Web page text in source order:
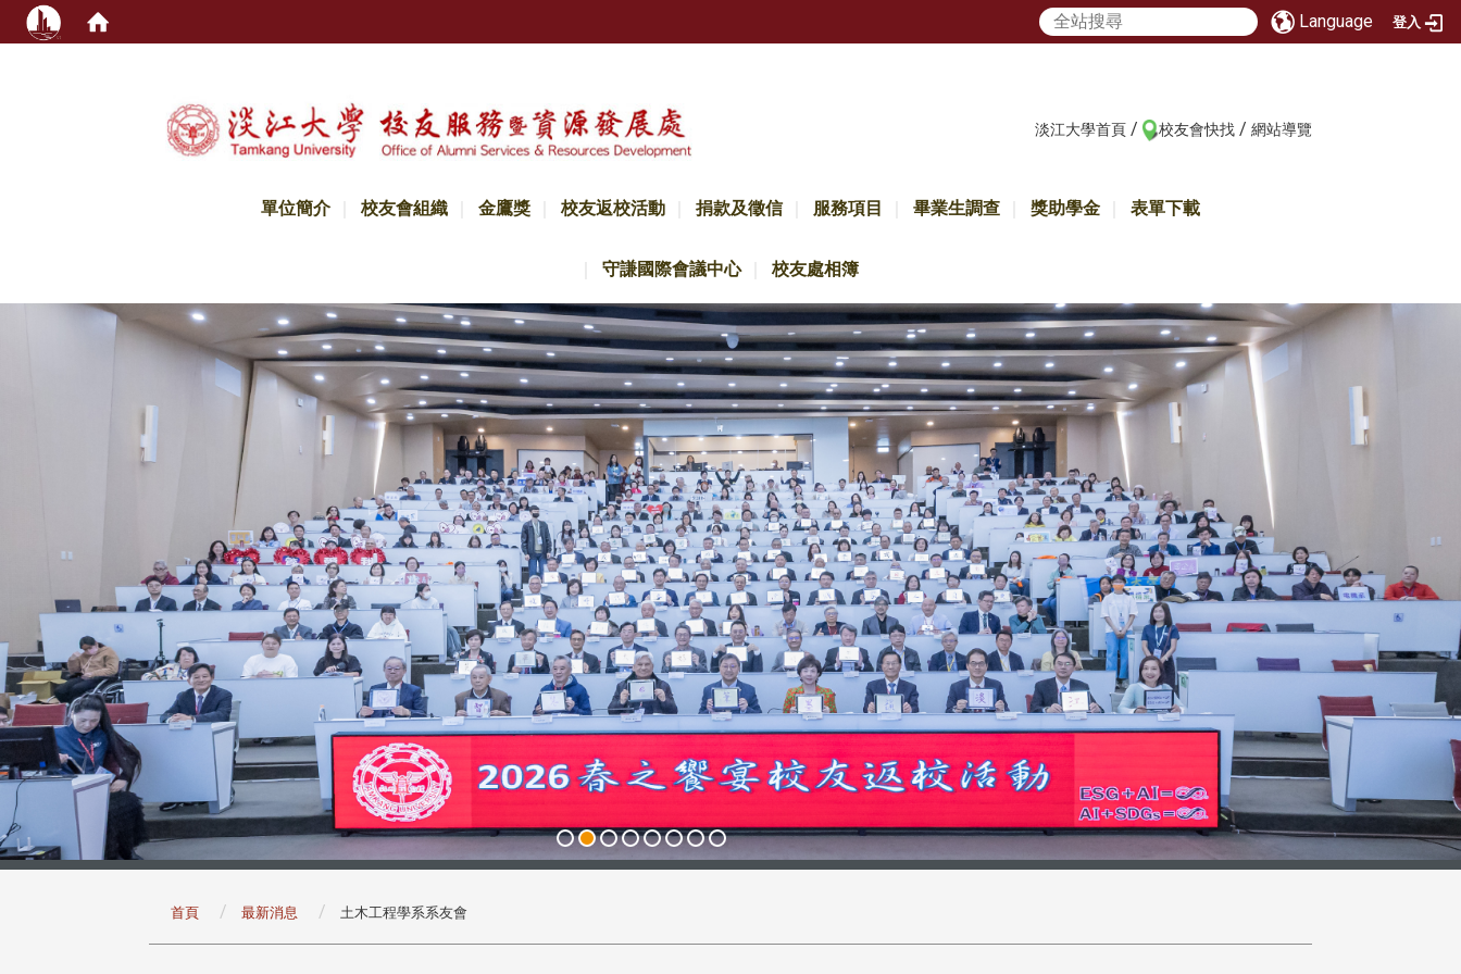
Language 登入
淡江大學首頁 / 校友會快找 / 網站導覽
單位簡介 校友會組織 金鷹獎 校友返校活動 捐款及徵信 服務項目 畢業生調查 獎助學金 表單下載
守謙國際會議中心 校友處相簿
首頁 最新消息 土木工程學系系友會